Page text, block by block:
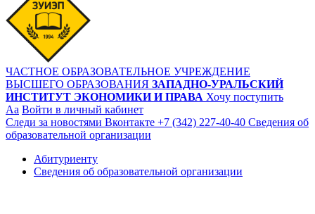
ЧАСТНОЕ ОБРАЗОВАТЕЛЬНОЕ УЧРЕЖДЕНИЕ
ВЫСШЕГО ОБРАЗОВАНИЯ ЗАПАДНО-УРАЛЬСКИЙ
ИНСТИТУТ ЭКОНОМИКИ И ПРАВА Хочу поступить
Aa Войти в личный кабинет
Следи за новостями Вконтакте +7 (342) 227-40-40 Сведения об
образовательной организации
Абитуриенту
Сведения об образовательной организации